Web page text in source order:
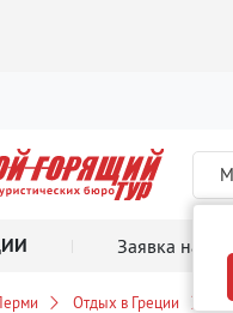
Заявка на тур
Отдых в Греции